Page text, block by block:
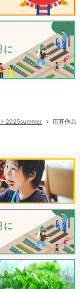
2025summer 応募作品